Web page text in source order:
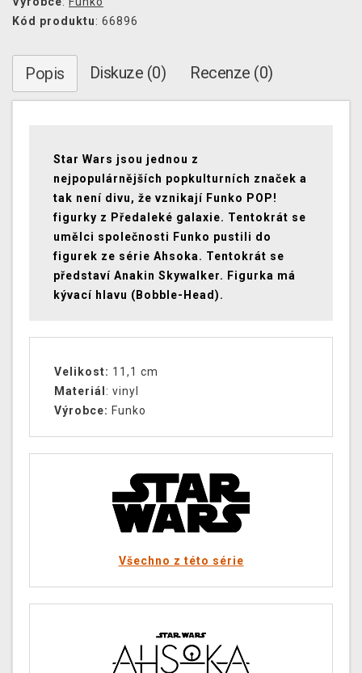
Kód produktu: 66896
Popis Diskuze (0) Recenze (0)
Star Wars jsou jednou z
nejpopulárnějších popkulturních značek a
tak není divu, že vznikají Funko POP!
figurky z Předaleké galaxie. Tentokrát se
umělci společnosti Funko pustili do
figurek ze série Ahsoka. Tentokrát se
představí Anakin Skywalker. Figurka má
kývací hlavu (Bobble-Head).
Velikost: 11,1 cm
Materiál : vinyl
Výrobce: Funko
Všechno z této série